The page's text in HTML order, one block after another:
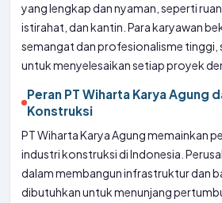
yang lengkap dan nyaman, seperti
istirahat, dan kantin. Para karyawan
semangat dan profesionalisme tinggi,
untuk menyelesaikan setiap proyek
Peran PT Wiharta Karya Agung
Konstruksi
PT Wiharta Karya Agung memainkan
industri konstruksi di Indonesia.
dalam membangun infrastruktur dan
dibutuhkan untuk menunjang